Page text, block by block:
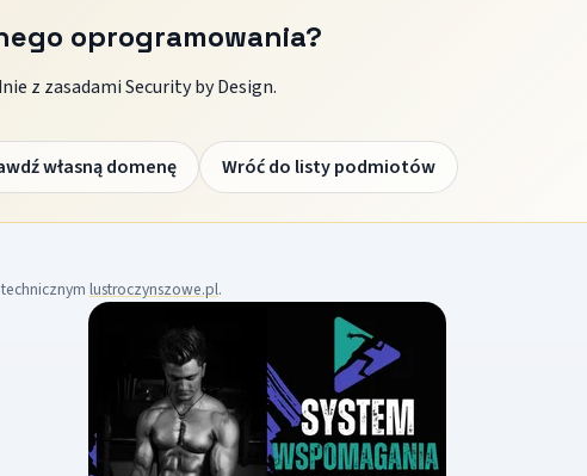
oprogramowania?
z zasadami Security by Design.
własną domenę Wróć do listy podmiotów
lustroczynszowe.pl.